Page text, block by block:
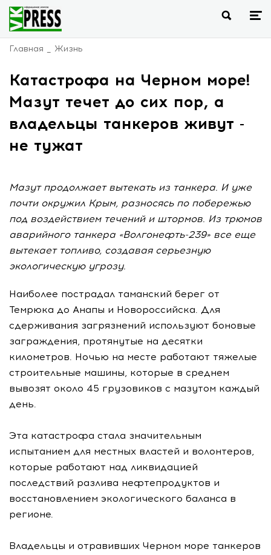
Главная Жизнь
Катастрофа на Черном море!
Мазут течет до сих пор, а
владельцы танкеров живут -
не тужат
Мазут продолжает вытекать из танкера. И уже
почти окружил Крым, разносясь по побережью
под воздействием течений и штормов. Из трюмов
аварийного танкера «Волгонефть-239» все еще
вытекает топливо, создавая серьезную
экологическую угрозу.
Наиболее пострадал таманский берег от
Темрюка до Анапы и Новороссийска. Для
сдерживания загрязнений используют боновые
заграждения, протянутые на десятки
километров. Ночью на месте работают тяжелые
строительные машины, которые в среднем
вывозят около 45 грузовиков с мазутом каждый
день.
Эта катастрофа стала значительным
испытанием для местных властей и волонтеров,
которые работают над ликвидацией
последствий разлива нефтепродуктов и
восстановлением экологического баланса в
регионе.
Владельцы и отравивших Черном море танкеров